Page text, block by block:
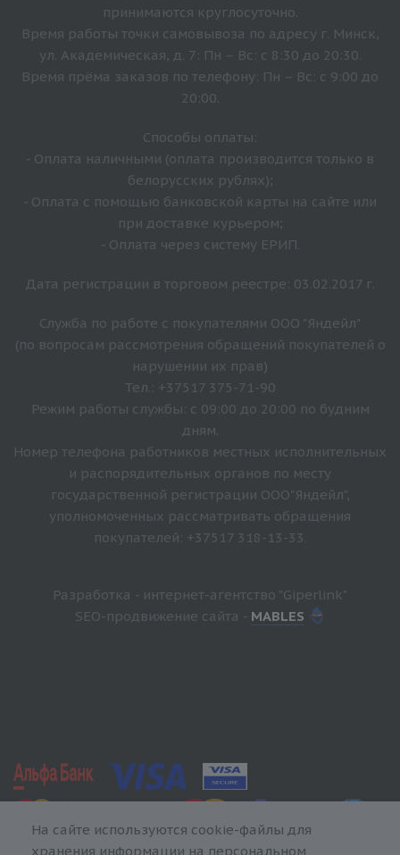
принимаются круглосуточно.
Время работы точки самовывоза по адресу г. Минск,
ул. Академическая, д. 7: Пн – Вс: с 8:30 до 20:30.
Время прёма заказов по телефону: Пн – Вс: с 9:00 до
20:00.
Способы оплаты:
- Оплата наличными (оплата производится только в
белорусских рублях);
- Оплата с помощью банковской карты на сайте или
при доставке курьером;
- Оплата через систему ЕРИП.
Дата регистрации в торговом реестре: 03.02.2017 г.
Служба по работе с покупателями ООО "Яндейл"
(по вопросам рассмотрения обращений покупателей о
нарушении их прав)
Тел.: +37517 375-71-90
Режим работы службы: с 09:00 до 20:00 по будним
дням.
Номер телефона работников местных исполнительных
и распорядительных органов по месту
государственной регистрации ООО"Яндейл",
уполномоченных рассматривать обращения
покупателей: +37517 318-13-33.
Разработка - интернет-агентство "Giperlink"
SEO-продвижение сайта - MABLES
На сайте используются cookie-файлы для
хранения информации на персональном